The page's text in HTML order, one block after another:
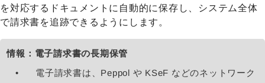
を対応するドキュメントに自動的に保存し、システム全体
で請求書を追跡できるようにします。
情報：電子請求書の長期保管
電子請求書は、Peppol や KSeF などのネットワーク